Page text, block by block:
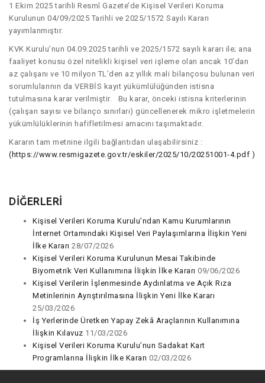
1 Ekim 2025 tarihli Resmî Gazete’de Kişisel Verileri Koruma
Kurulunun 04/09/2025 Tarihli ve 2025/1572 Sayılı Kararı
yayımlanmıştır.
KVK Kurulu’nun 04.09.2025 tarihli ve 2025/1572 sayılı kararı ile; ana
faaliyet konusu özel nitelikli kişisel veri işleme olan ancak 10’dan
az çalışanı ve 10 milyon TL’den az yıllık mali bilançosu bulunan veri
sorumlularının da VERBİS kayıt yükümlülüğünden istisna
tutulmasına karar verilmiştir. Bu karar, önceki istisna kriterlerinin
(çalışan sayısı ve bilanço sınırları) güncellenerek mikro işletmelerin
yükümlülüklerinin hafifletilmesi amacını taşımaktadır.
Kararın tam metnine ilgili bağlantıdan ulaşabilirsiniz :
(https://www.resmigazete.gov.tr/eskiler/2025/10/20251001-4.pdf )
DİĞERLERİ
Kişisel Verileri Koruma Kurulu’ndan Kamu Kurumlarının
İnternet Ortamındaki Kişisel Veri Paylaşımlarına İlişkin Yeni
İlke Kararı 28/07/2026
Kişisel Verileri Koruma Kurulunun Mesai Takibinde
Biyometrik Veri Kullanımına İlişkin İlke Kararı 09/06/2026
Kişisel Verilerin İşlenmesinde Aydınlatma ve Açık Rıza
Metinlerinin Ayrıştırılmasına İlişkin Yeni İlke Kararı
25/03/2026
İş Yerlerinde Üretken Yapay Zekâ Araçlarının Kullanımına
İlişkin Kılavuz 11/03/2026
Kişisel Verileri Koruma Kurulu’nun Sadakat Kart
Programlarına İlişkin İlke Kararı 02/03/2026